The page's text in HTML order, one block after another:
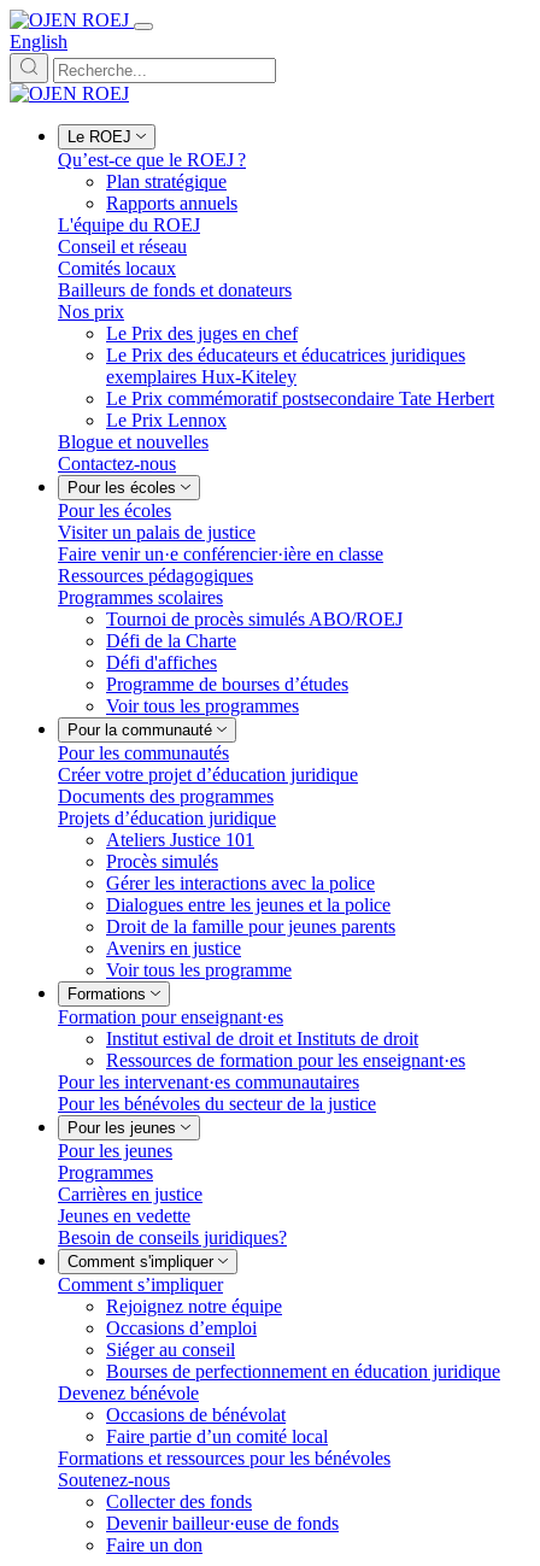
English
Le ROEJ
Qu’est-ce que le ROEJ ?
Plan stratégique
Rapports annuels
L'équipe du ROEJ
Conseil et réseau
Comités locaux
Bailleurs de fonds et donateurs
Nos prix
Le Prix des juges en chef
Le Prix des éducateurs et éducatrices juridiques
exemplaires Hux-Kiteley
Le Prix commémoratif postsecondaire Tate Herbert
Le Prix Lennox
Blogue et nouvelles
Contactez-nous
Pour les écoles
Pour les écoles
Visiter un palais de justice
Faire venir un·e conférencier·ière en classe
Ressources pédagogiques
Programmes scolaires
Tournoi de procès simulés ABO/ROEJ
Défi de la Charte
Défi d'affiches
Programme de bourses d’études
Voir tous les programmes
Pour la communauté
Pour les communautés
Créer votre projet d’éducation juridique
Documents des programmes
Projets d’éducation juridique
Ateliers Justice 101
Procès simulés
Gérer les interactions avec la police
Dialogues entre les jeunes et la police
Droit de la famille pour jeunes parents
Avenirs en justice
Voir tous les programme
Formations
Formation pour enseignant·es
Institut estival de droit et Instituts de droit
Ressources de formation pour les enseignant·es
Pour les intervenant·es communautaires
Pour les bénévoles du secteur de la justice
Pour les jeunes
Pour les jeunes
Programmes
Carrières en justice
Jeunes en vedette
Besoin de conseils juridiques?
Comment s'impliquer
Comment s’impliquer
Rejoignez notre équipe
Occasions d’emploi
Siéger au conseil
Bourses de perfectionnement en éducation juridique
Devenez bénévole
Occasions de bénévolat
Faire partie d’un comité local
Formations et ressources pour les bénévoles
Soutenez-nous
Collecter des fonds
Devenir bailleur·euse de fonds
Faire un don